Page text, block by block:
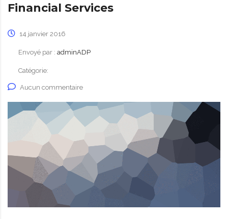
Financial Services
14 janvier 2016
Envoyé par : adminADP
Catégorie:
Aucun commentaire